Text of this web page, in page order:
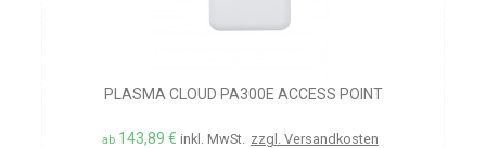
PLASMA CLOUD PA300E ACCESS POINT
ab 143,89 € inkl. MwSt. zzgl. Versandkosten